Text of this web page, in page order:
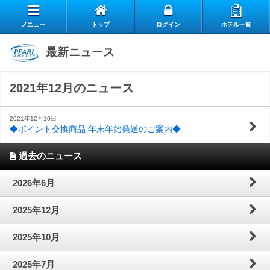
リ
ー
慢
の
ス
タ
ッ
フ
の
想
い
お
客
様
の
声
よ
く
あ
る
質
お
問
い
合
閉じる
メニュー トップ ログイン ホテル一覧
最新ニュース
2021年12月のニュース
2021年12月10日
◆ポイント交換商品 年末年始発送のご案内◆
過去のニュース
2026年6月
2025年12月
2025年10月
2025年7月